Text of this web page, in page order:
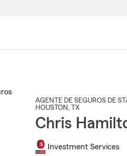
AGENTE DE SEGUROS DE
HOUSTON , TX
Chris
Investment Services